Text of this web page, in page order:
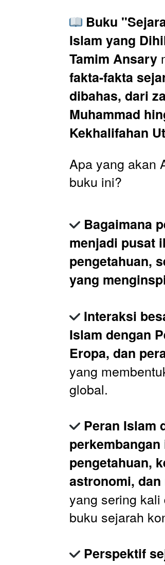
Buku
Islam yang
Tamim Ansary
fakta-fakta
dibahas, dari
Muhammad
Kekhalifahan
Apa yang akan
buku ini?
Bagaimana
menjadi pusat
pengetahuan,
yang
Interaksi
Islam dengan
Eropa, dan
yang
global.
Peran Islam
perkembangan
pengetahuan,
astronomi,
yang sering
buku sejarah
Perspektif